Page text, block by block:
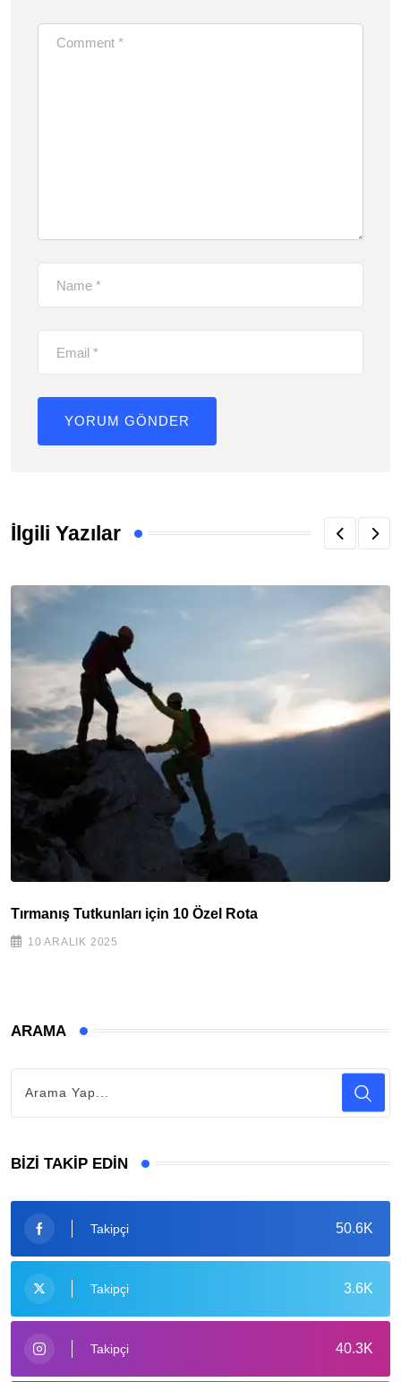
İlgili Yazılar
Tırmanış Tutkunları için 10 Özel Rota
10 ARALIK 2025
ARAMA
BIZI TAKIP EDIN
50.6K
Takipçi
3.6K
Takipçi
40.3K
Takipçi